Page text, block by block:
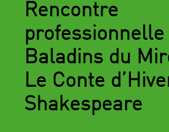
Rencontre
professionnelle
Baladins du
Le Conte
Shakespeare